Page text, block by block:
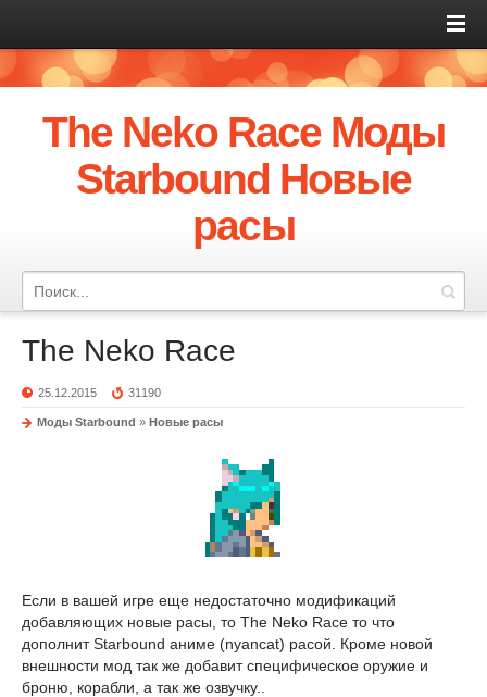
The Neko Race Моды
Starbound Новые
расы
The Neko Race
25.12.2015 31190
Моды Starbound » Новые расы
Если в вашей игре еще недостаточно модификаций
добавляющих новые расы, то The Neko Race то что
дополнит Starbound аниме (nyancat) расой. Кроме новой
внешности мод так же добавит специфическое оружие и
броню, корабли, а так же озвучку..